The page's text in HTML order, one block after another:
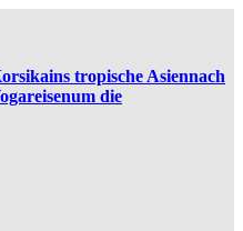
ins tropische Asiennach
um die